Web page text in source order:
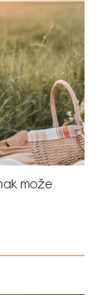
može